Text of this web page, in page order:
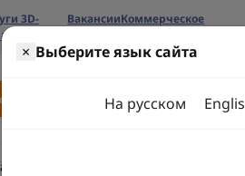
3D-
ВакансииКоммерческое
× Выберите язык сайта
На русском